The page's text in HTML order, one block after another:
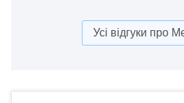
Усі відгуки про